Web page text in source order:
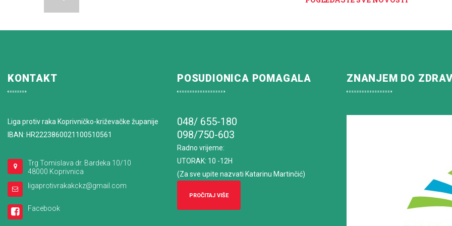
KONTAKT
Liga protiv raka Koprivničko-križevačke županije
IBAN: HR2223860021100510561
Trg Tomislava dr. Bardeka 10/10
48000 Koprivnica
ligaprotivrakakckz@gmail.com
Facebook
POSUDIONICA POMAGALA
048/ 655-180
098/750-603
Radno vrijeme:
UTORAK: 10 -12H
(Za sve upite nazvati Katarinu Martinčić)
PROČITAJ VIŠE
ZNANJEM DO